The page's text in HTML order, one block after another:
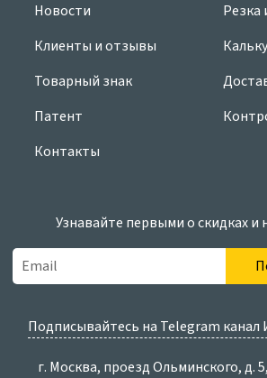
Новости
Клиенты и отзывы
Товарный знак
Патент
Контакты
Резка
Узнавайте первыми о скидках и
Подписывайтесь на Telegram канал
г. Москва, проезд Ольминского, д.